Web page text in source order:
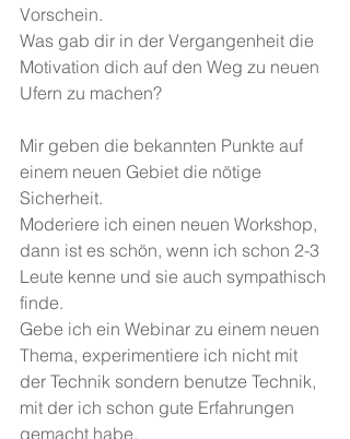
Vorschein.
Was gab dir in der Vergangenheit die
Motivation dich auf den Weg zu neuen
Ufern zu machen?
Mir geben die bekannten Punkte auf
einem neuen Gebiet die nötige
Sicherheit.
Moderiere ich einen neuen Workshop,
dann ist es schön, wenn ich schon 2-3
Leute kenne und sie auch sympathisch
finde.
Gebe ich ein Webinar zu einem neuen
Thema, experimentiere ich nicht mit
der Technik sondern benutze Technik,
mit der ich schon gute Erfahrungen
gemacht habe.